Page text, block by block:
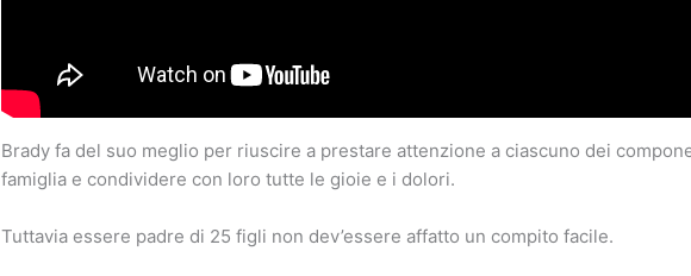
Brady fa del suo meglio per riuscire a prestare attenzione a ciascuno dei
famiglia e condividere con loro tutte le gioie e i dolori.
Tuttavia essere padre di 25 figli non dev’essere affatto un compito facile.